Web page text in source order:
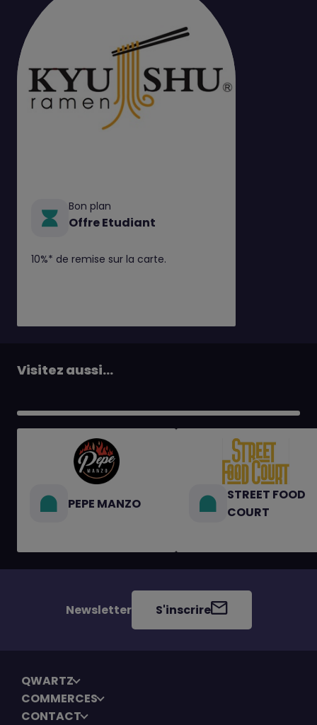
Bon plan
Offre Etudiant
10%* de remise sur la carte.
Visitez aussi...
PEPE MANZO
STREET FOOD
COURT
Newsletter S'inscrire
QWARTZ
COMMERCES
CONTACT